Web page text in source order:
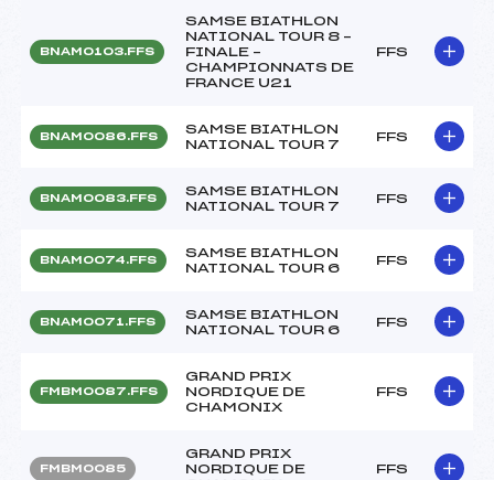
BNAM0103.FFS
SAMSE BIATHLON
NATIONAL TOUR 8 –
FINALE –
CHAMPIONNATS DE
FRANCE U21
FFS
BNAM0086.FFS
SAMSE BIATHLON
NATIONAL TOUR 7
FFS
BNAM0083.FFS
SAMSE BIATHLON
NATIONAL TOUR 7
FFS
BNAM0074.FFS
SAMSE BIATHLON
NATIONAL TOUR 6
FFS
BNAM0071.FFS
SAMSE BIATHLON
NATIONAL TOUR 6
FFS
FMBM0087.FFS
GRAND PRIX
NORDIQUE DE
CHAMONIX
FFS
FMBM0085
GRAND PRIX
NORDIQUE DE
FFS